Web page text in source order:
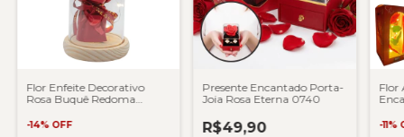
Flor Enfeite Decorativo
Rosa Buquê Redoma
-14% OFF
Presente Encantado Porta-
Joia Rosa Eterna 0740
R$49,90
Flor
-11%